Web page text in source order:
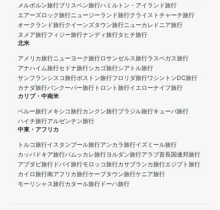
メルボルン旅行ブリスベン旅行ハミルトン・アイランド旅行
エアーズロック旅行ニュージーランド旅行クライストチャーチ旅行
オークランド旅行クイーンズタウン旅行ニューカレドニア旅行
ヌメア旅行フィジー旅行ナンディ旅行タヒチ旅行
北米
アメリカ旅行ニューヨーク旅行ロサンゼルス旅行ラスベガス旅行
アナハイム旅行セドナ旅行シカゴ旅行シアトル旅行
サンフランシスコ旅行ボストン旅行フロリダ旅行ワシントンDC旅行
カナダ旅行バンクーバー旅行 トロント旅行イエローナイフ旅行
カリブ・中南米
ペルー旅行メキシコ旅行カンクン旅行ブラジル旅行キューバ旅行
ハイチ旅行アルゼンチン旅行
中東・アフリカ
トルコ旅行イスタンブール旅行アンカラ旅行イズミール旅行
カッパドキア旅行パムッカレ旅行ヨルダン旅行アラブ首長国連邦旅行
アブダビ旅行 ドバイ旅行モロッコ旅行カサブランカ旅行エジプト旅行
カイロ旅行南アフリカ旅行ケープタウン旅行ケニア旅行
モーリシャス旅行カタール旅行 ドーハ旅行